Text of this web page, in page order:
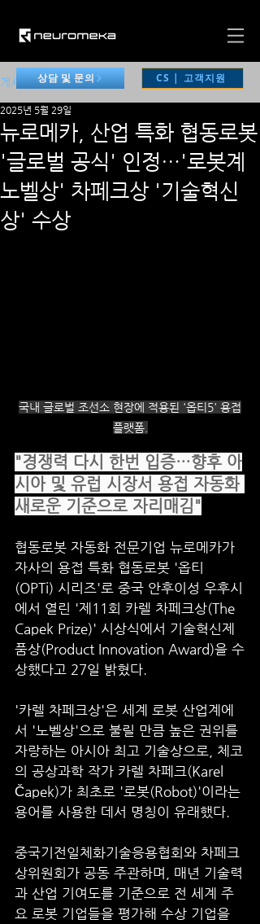
상담 및 문의 CS | 고객지원
게시물
뉴로메카, 산업 특화 협동로봇
'글로벌 공식' 인정…'로봇계
노벨상' 차페크상 '기술혁신
상' 수상
2025년 5월 29일
국내 글로벌 조선소 현장에 적용된 '옵티5' 용접
플랫폼.
"경쟁력 다시 한번 입증…향후 아
시아 및 유럽 시장서 용접 자동화
새로운 기준으로 자리매김"
협동로봇 자동화 전문기업 뉴로메카가
자사의 용접 특화 협동로봇 '옵티
(OPTi) 시리즈'로 중국 안후이성 우후시
에서 열린 '제11회 카렐 차페크상(The
Capek Prize)' 시상식에서 기술혁신제
품상(Product Innovation Award)을 수
상했다고 27일 밝혔다.
'카렐 차페크상'은 세계 로봇 산업계에
서 '노벨상'으로 불릴 만큼 높은 권위를
자랑하는 아시아 최고 기술상으로, 체코
의 공상과학 작가 카렐 차페크(Karel
Čapek)가 최초로 '로봇(Robot)'이라는
용어를 사용한 데서 명칭이 유래했다.
중국기전일체화기술응용협회와 차페크
상위원회가 공동 주관하며, 매년 기술력
과 산업 기여도를 기준으로 전 세계 주
요 로봇 기업들을 평가해 수상 기업을